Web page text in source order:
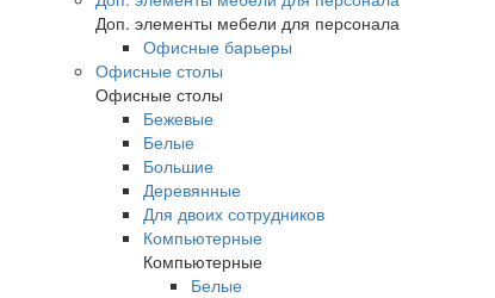
Доп. элементы мебели для персонала
Офисные барьеры
Офисные столы
Офисные столы
Бежевые
Белые
Большие
Деревянные
Для двоих сотрудников
Компьютерные
Компьютерные
Белые